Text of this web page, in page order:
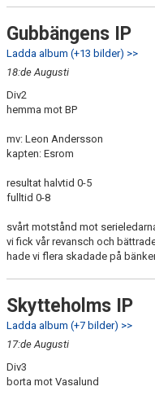
Gubbängens IP
Ladda album (+13 bilder) >>
18:de Augusti
Div2
hemma mot BP
mv: Leon Andersson
kapten: Esrom
resultat halvtid 0-5
fulltid 0-8
svårt motstånd mot
vi fick vår revansch och
hade vi flera skadade på
Skytteholms IP
Ladda album (+7 bilder) >>
17:de Augusti
Div3
borta mot Vasalund